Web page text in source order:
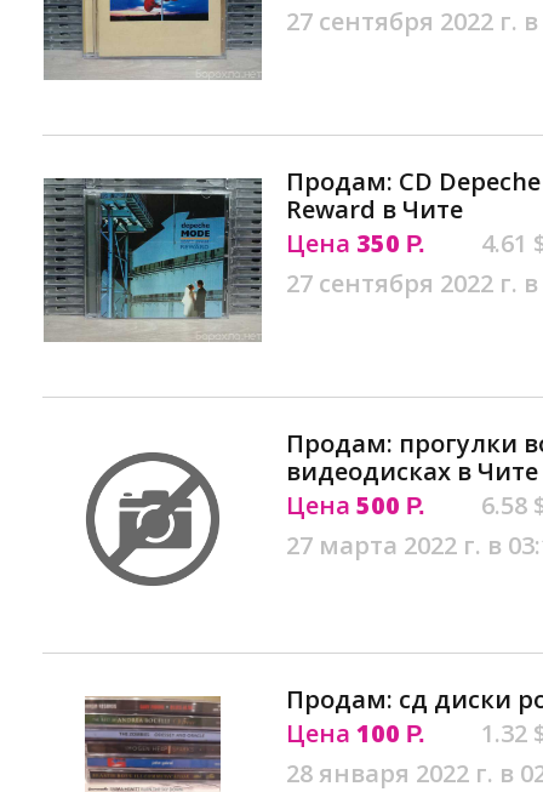
27 сентября 2022 г.
Продам: CD
Reward в Чите
Цена 350 Р.
4.61
27 сентября 2022 г.
Продам: прогулки
видеодисках в Чите
Цена 500 Р.
6.58
27 марта 2022 г. в
Продам: сд диски
Цена 100 Р.
1.32
28 января 2022 г. в